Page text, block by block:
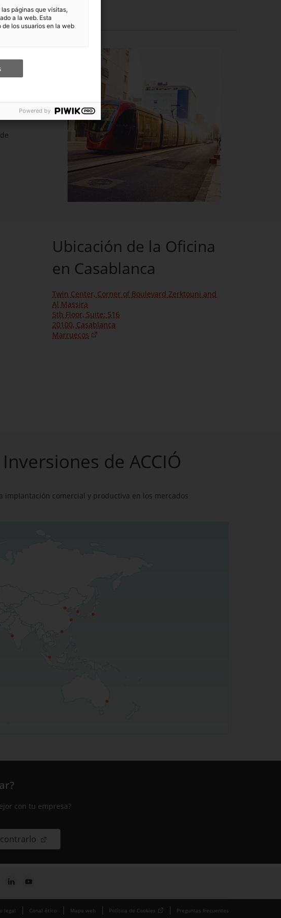
la
el
Ubicación de la Oficina
en Casablanca
Twin Center, Corner of Boulevard Zerktouni and
Al Massira
5th Floor, Suite: 516
20100, Casablanca
Marruecos
de ACCIÓ
comercial y productiva en los mercados
con tu empresa?
legal Canal ético Mapa web Política de Cookies Preguntas frecuentes
páginas que visitas,
a la web. Esta
los usuarios en la web
Powered by